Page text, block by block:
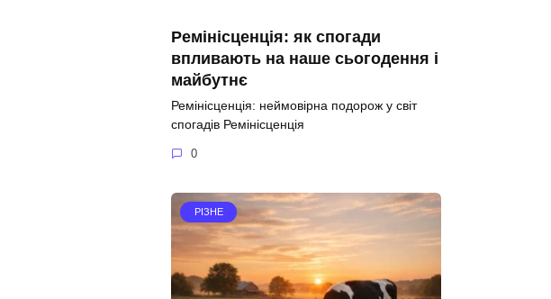
Ремінісценція: як спогади
впливають на наше сьогодення і
майбутнє
Ремінісценція: неймовірна подорож у світ
спогадів Ремінісценція
0
РІЗНЕ